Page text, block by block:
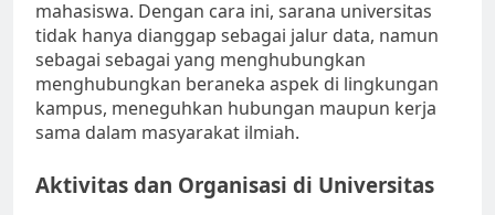
mahasiswa. Dengan cara ini, sarana universitas
tidak hanya dianggap sebagai jalur data, namun
sebagai sebagai yang menghubungkan
menghubungkan beraneka aspek di lingkungan
kampus, meneguhkan hubungan maupun kerja
sama dalam masyarakat ilmiah.
Aktivitas dan Organisasi di Universitas